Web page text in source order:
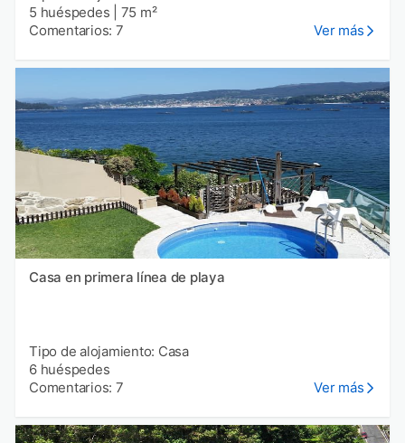
5 huéspedes
75 m²
Comentarios: 7
Ver más
Casa en primera línea de playa
Tipo de alojamiento: Casa
6 huéspedes
Comentarios: 7
Ver más